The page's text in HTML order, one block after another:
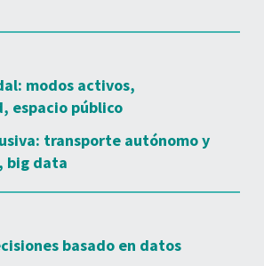
modos activos,
espacio público
transporte autónomo y
big data
basado en datos